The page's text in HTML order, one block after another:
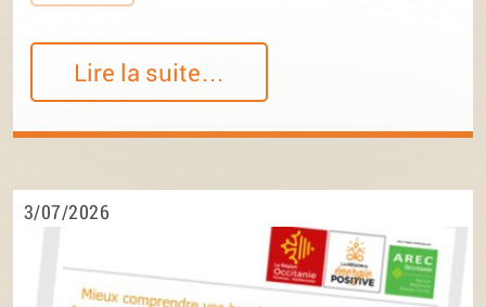
Lire la suite…
3/07/2026